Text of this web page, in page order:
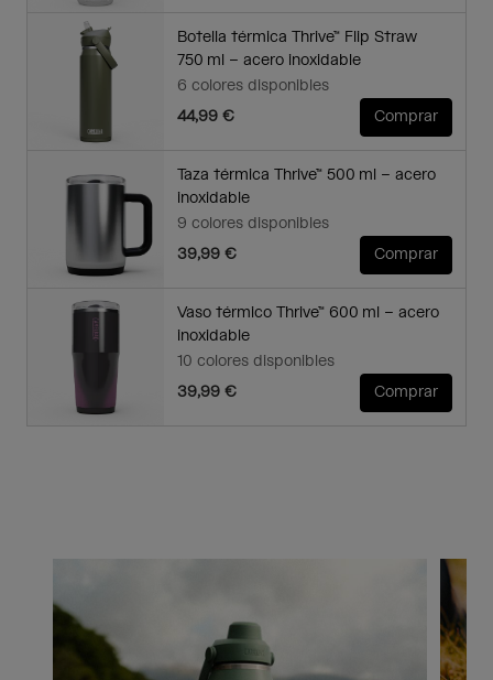
Botella térmica Thrive™ Flip Straw
750 ml – acero inoxidable
6 colores disponibles
44,99 €
Comprar
Taza térmica Thrive™ 500 ml – acero
inoxidable
9 colores disponibles
39,99 €
Comprar
Vaso térmico Thrive™ 600 ml – acero
inoxidable
10 colores disponibles
39,99 €
Comprar